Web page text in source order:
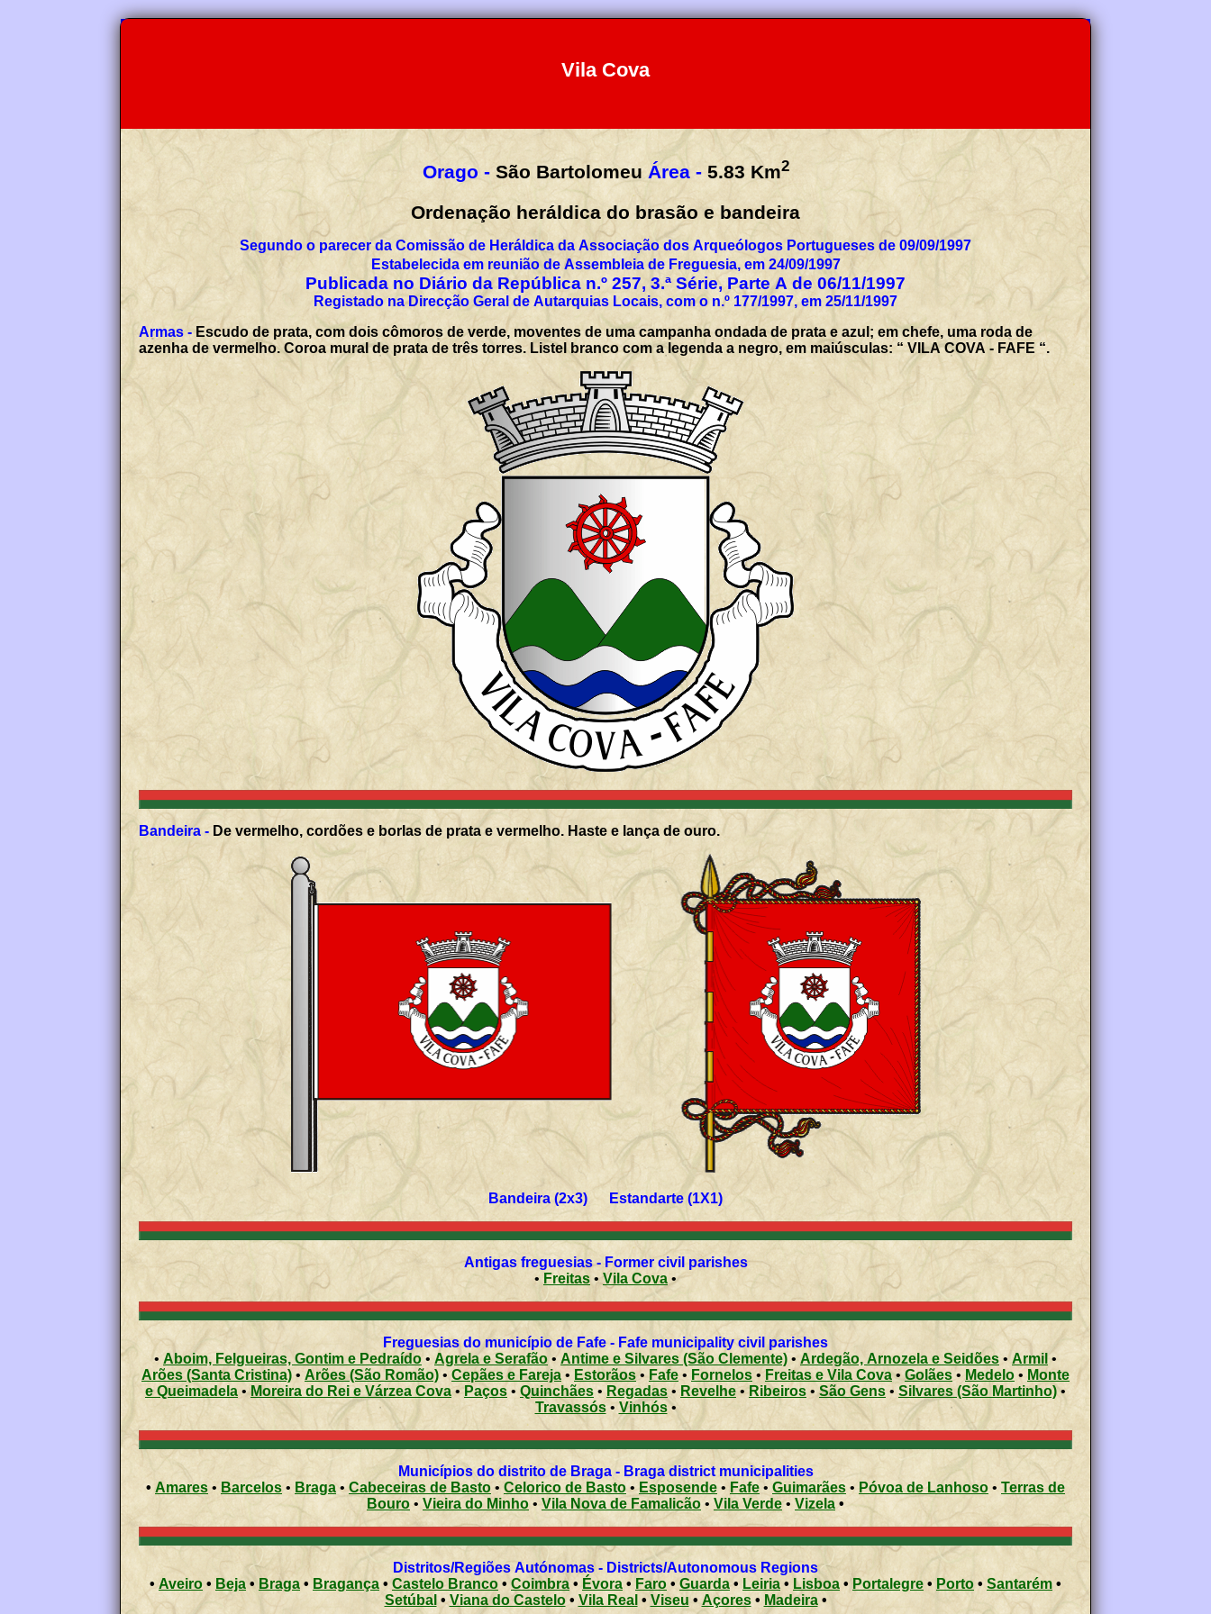
Vila Cova
Orago - São Bartolomeu Área - 5.83 Km2
Ordenação heráldica do brasão e bandeira
Segundo o parecer da Comissão de Heráldica da Associação dos Arqueólogos Portugueses de 09/09/1997
Estabelecida em reunião de Assembleia de Freguesia, em 24/09/1997
Publicada no Diário da República n.º 257, 3.ª Série, Parte A de 06/11/1997
Registado na Direcção Geral de Autarquias Locais, com o n.º 177/1997, em 25/11/1997
Armas - Escudo de prata, com dois cômoros de verde, moventes de uma campanha ondada de prata e azul; em chefe, uma roda de
azenha de vermelho. Coroa mural de prata de três torres. Listel branco com a legenda a negro, em maiúsculas: “ VILA COVA - FAFE “.
Bandeira - De vermelho, cordões e borlas de prata e vermelho. Haste e lança de ouro.
Bandeira (2x3) Estandarte (1X1)
Antigas freguesias - Former civil parishes
• Freitas • Vila Cova •
Freguesias do município de Fafe - Fafe municipality civil parishes
• Aboim, Felgueiras, Gontim e Pedraído • Agrela e Serafão •Antime e Silvares (São Clemente) • Ardegão, Arnozela e Seidões • Armil •
Arões (Santa Cristina) • Arões (São Romão) • Cepães e Fareja • Estorãos• Fafe • Fornelos • Freitas e Vila Cova •Golães • Medelo • Monte
e Queimadela •Moreira do Rei e Várzea Cova•Paços • Quinchães • Regadas • Revelhe• Ribeiros •São Gens • Silvares (São Martinho)•
Travassós• Vinhós•
Municípios do distrito de Braga - Braga district municipalities
• Amares • Barcelos • Braga •Cabeceiras de Basto • Celorico de Basto• Esposende • Fafe • Guimarães • Póvoa de Lanhoso • Terras de
Bouro • Vieira do Minho • Vila Nova de Famalicão • Vila Verde• Vizela •
Distritos/Regiões Autónomas - Districts/Autonomous Regions
• Aveiro • Beja • Braga • Bragança • Castelo Branco • Coimbra • Évora • Faro • Guarda• Leiria • Lisboa • Portalegre • Porto • Santarém •
Setúbal•Viana do Castelo• Vila Real • Viseu • Açores • Madeira •